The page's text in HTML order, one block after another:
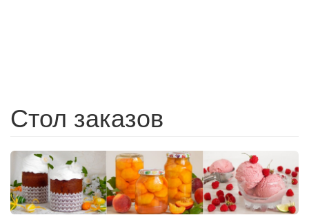
Стол заказов